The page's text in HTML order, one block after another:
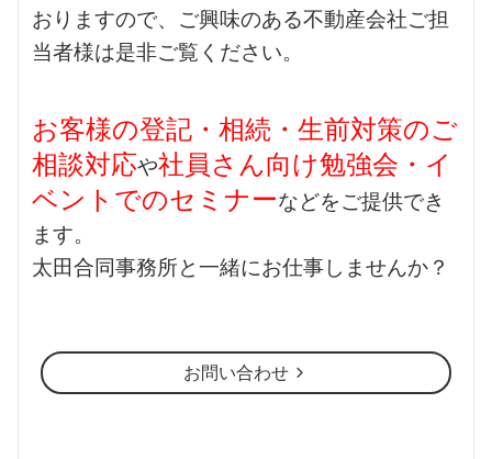
おりますので、ご興味のある不動産会社ご担
当者様は是非ご覧ください。
お客様の登記・相続・生前対策のご
相談対応や社員さん向け勉強会・イ
ベントでのセミナーなどをご提供でき
ます。
太田合同事務所と一緒にお仕事しませんか？
お問い合わせ